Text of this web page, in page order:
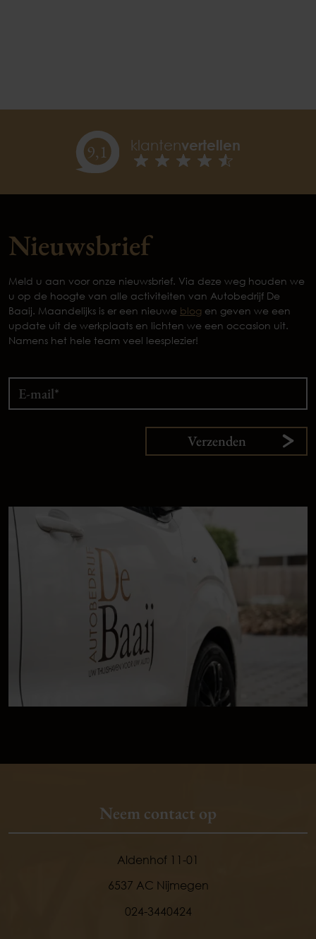
9,1 klantenvertellen
Nieuwsbrief
Meld u aan voor onze nieuwsbrief. Via deze weg houden we
u op de hoogte van alle activiteiten van Autobedrijf De
Baaij. Maandelijks is er een nieuwe blog en geven we een
update uit de werkplaats en lichten we een occasion uit.
Namens het hele team veel leesplezier!
Verzenden
Neem contact op
Aldenhof 11-01
6537 AC Nijmegen
024-3440424